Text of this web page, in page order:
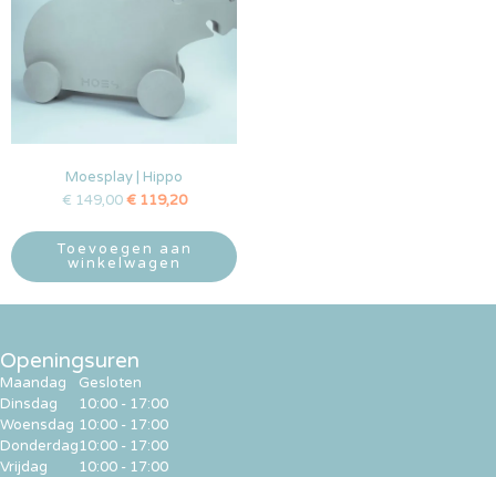
Moesplay | Hippo
€ 149,00 €119,20
Toevoegen aan
winkelwagen
Openingsuren
Maandag
Dinsdag
Woensdag
Donderdag
Vrijdag
Gesloten
10:00 - 17:00
10:00 - 17:00
10:00 - 17:00
10:00 - 17:00